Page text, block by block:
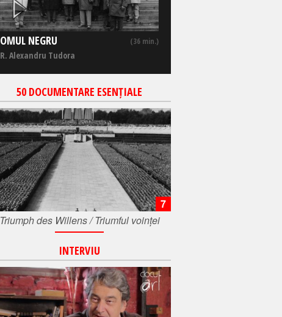
OMUL NEGRU (36 min.)
R. Alexandru Tudora
50 DOCUMENTARE ESENȚIALE
Triumph des Willens / Triumful voinței
7
INTERVIU